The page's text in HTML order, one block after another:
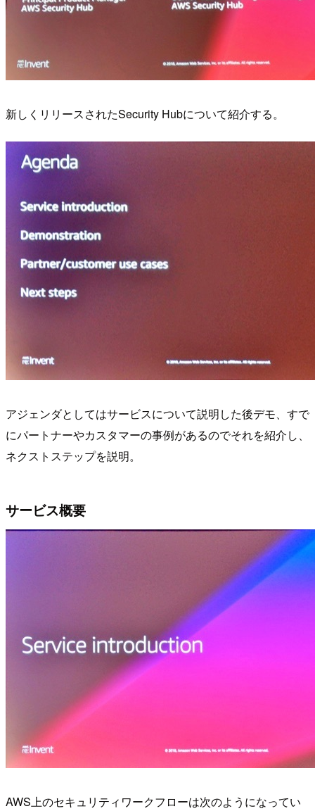
新しくリリースされたSecurity Hubについて紹介する。
アジェンダとしてはサービスについて説明した後デモ、すで
にパートナーやカスタマーの事例があるのでそれを紹介し、
ネクストステップを説明。
サービス概要
AWS上のセキュリティワークフローは次のようになってい